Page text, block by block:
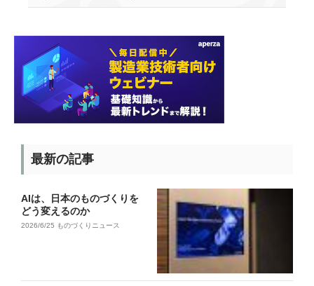
最新の記事
AIは、日本のものづくりを
どう変えるのか
2026/6/25 ものづくりニュース